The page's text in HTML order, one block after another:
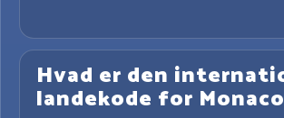
Hvad er den
landekode for